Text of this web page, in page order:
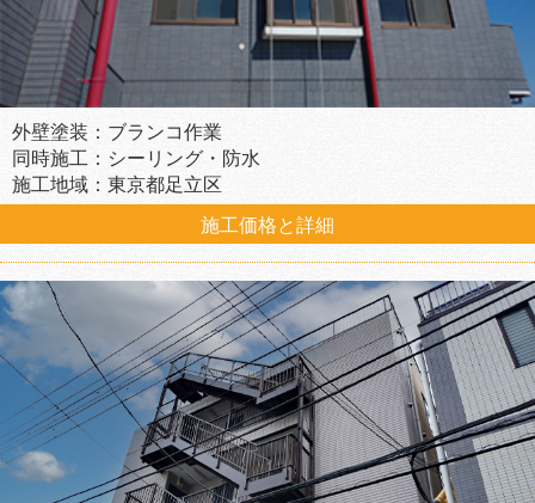
外壁塗装：ブランコ作業
同時施工：シーリング・防水
施工地域：東京都足立区
施工価格と詳細